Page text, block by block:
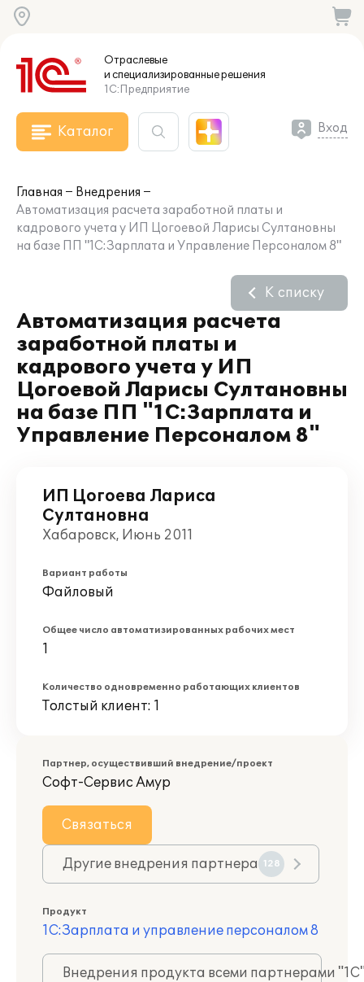
Отраслевые
и специализированныерешения
1С:Предприятие
Каталог Вход
Главная
Внедрения
Автоматизация расчета заработной платы и
кадрового учета у ИП Цогоевой Ларисы Султановны
на базе ПП "1С:Зарплата и Управление Персоналом 8"
Автоматизация расчета
заработной платы и
кадрового учета у ИП
Цогоевой Ларисы Султановны
на базе ПП "1С:Зарплата и
Управление Персоналом 8"
К списку
ИП Цогоева Лариса
Султановна
Хабаровск, Июнь 2011
Вариант работы
Файловый
Общее число автоматизированных рабочих мест
1
Количество одновременно работающих клиентов
Толстый клиент: 1
Партнер, осуществивший внедрение/проект
Софт-Сервис Амур
Связаться
Другие внедрения партнера 128
Продукт
1С:Зарплата и управление персоналом 8
Внедрения продукта всеми партнерами